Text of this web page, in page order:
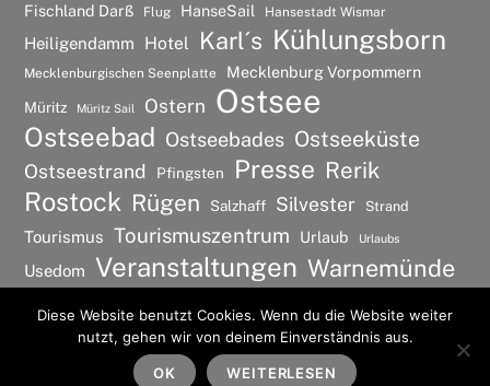
Back
Fischland Darß Flug HanseSail Hansestadt Wismar
Heiligendamm Hotel Karl´s Kühlungsborn
Mecklenburgischen Seenplatte Mecklenburg Vorpommern
Müritz Müritz Sail Ostern Ostsee
Ostseebad Ostseebades Ostseeküste
Ostseestrand Pfingsten Presse Rerik
Rostock Rügen Salzhaff Silvester Strand
Tourismus Tourismuszentrum Urlaub Urlaubs
Usedom Veranstaltungen Warnemünde
Ostsee Urlaubs Ferienwohnung
WordPress• Themify WordPress Themes
Diese Website benutzt Cookies. Wenn du die Website weiter
nutzt, gehen wir von deinem Einverständnis aus.
OK WEITERLESEN